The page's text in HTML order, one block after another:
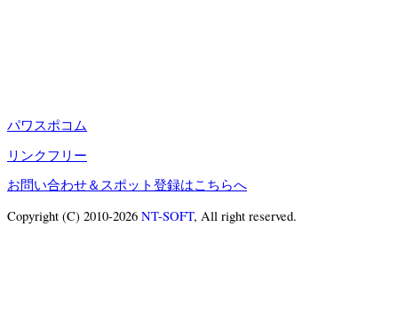
パワスポコム
リンクフリー
お問い合わせ＆スポット登録はこちらへ
Copyright (C) 2010-2026 NT-SOFT, All right reserved.